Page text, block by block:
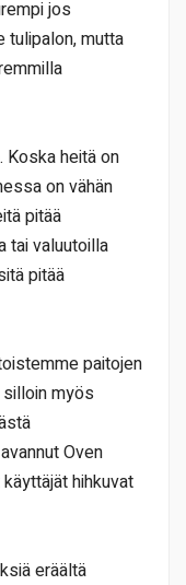
jos
tulipalon, mutta
Koska heitä on
on vähän
pitää
tai valuutoilla
pitää
paitojen
myös
Oven
hihkuvat
eräältä